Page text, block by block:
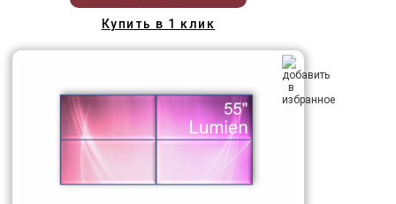
Купить в 1 клик